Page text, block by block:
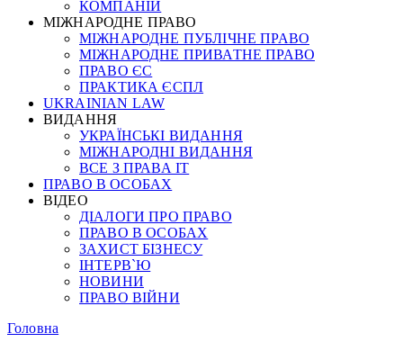
КОМПАНІЙ
МІЖНАРОДНЕ ПРАВО
МІЖНАРОДНЕ ПУБЛІЧНЕ ПРАВО
МІЖНАРОДНЕ ПРИВАТНЕ ПРАВО
ПРАВО ЄС
ПРАКТИКА ЄСПЛ
UKRAINIAN LAW
ВИДАННЯ
УКРАЇНСЬКІ ВИДАННЯ
МІЖНАРОДНІ ВИДАННЯ
ВСЕ З ПРАВА ІТ
ПРАВО В ОСОБАХ
ВІДЕО
ДІАЛОГИ ПРО ПРАВО
ПРАВО В ОСОБАХ
ЗАХИСТ БІЗНЕСУ
ІНТЕРВ`Ю
НОВИНИ
ПРАВО ВІЙНИ
Головна